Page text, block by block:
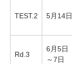
TEST.2 5月14日
Rd.3
6月5日
～7日